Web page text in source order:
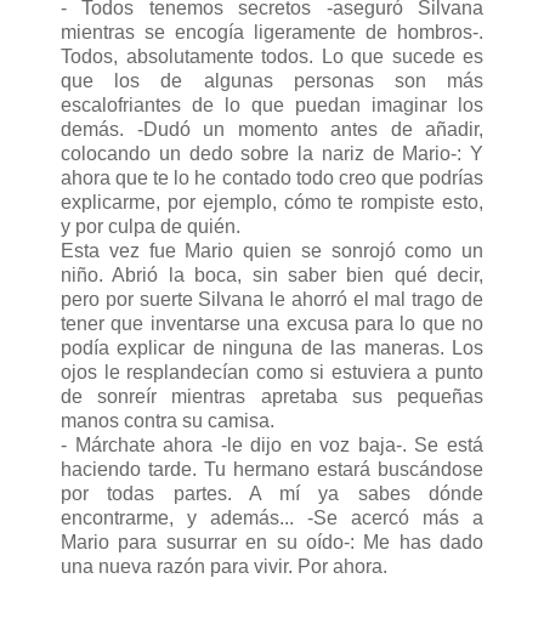
- Todos tenemos secretos -aseguró Silvana
mientras se encogía ligeramente de hombros-.
Todos, absolutamente todos. Lo que sucede es
que los de algunas personas son más
escalofriantes de lo que puedan imaginar los
demás. -Dudó un momento antes de añadir,
colocando un dedo sobre la nariz de Mario-: Y
ahora que te lo he contado todo creo que podrías
explicarme, por ejemplo, cómo te rompiste esto,
y por culpa de quién.
Esta vez fue Mario quien se sonrojó como un
niño. Abrió la boca, sin saber bien qué decir,
pero por suerte Silvana le ahorró el mal trago de
tener que inventarse una excusa para lo que no
podía explicar de ninguna de las maneras. Los
ojos le resplandecían como si estuviera a punto
de sonreír mientras apretaba sus pequeñas
manos contra su camisa.
- Márchate ahora -le dijo en voz baja-. Se está
haciendo tarde. Tu hermano estará buscándose
por todas partes. A mí ya sabes dónde
encontrarme, y además... -Se acercó más a
Mario para susurrar en su oído-: Me has dado
una nueva razón para vivir. Por ahora.